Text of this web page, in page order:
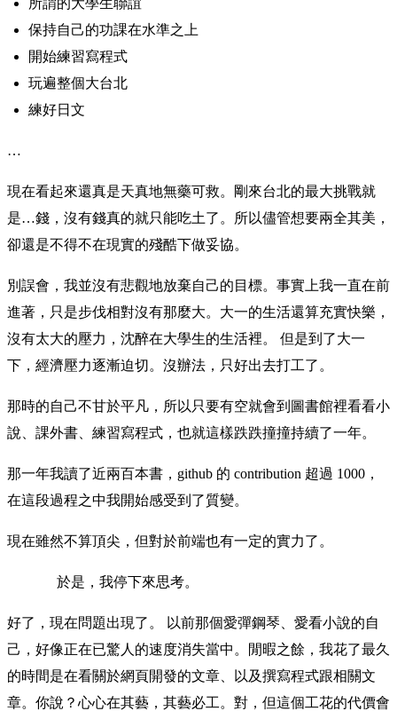
保持自己的功課在水準之上
開始練習寫程式
玩遍整個大台北
練好日文
…
現在看起來還真是天真地無藥可救。剛來台北的最大挑戰就
是…錢，沒有錢真的就只能吃土了。所以儘管想要兩全其美，
卻還是不得不在現實的殘酷下做妥協。
別誤會，我並沒有悲觀地放棄自己的目標。事實上我一直在前
進著，只是步伐相對沒有那麼大。大一的生活還算充實快樂，
沒有太大的壓力，沈醉在大學生的生活裡。 但是到了大一
下，經濟壓力逐漸迫切。沒辦法，只好出去打工了。
那時的自己不甘於平凡，所以只要有空就會到圖書館裡看看小
說、課外書、練習寫程式，也就這樣跌跌撞撞持續了一年。
那一年我讀了近兩百本書，github 的 contribution 超過 1000，
在這段過程之中我開始感受到了質變。
現在雖然不算頂尖，但對於前端也有一定的實力了。
於是，我停下來思考。
好了，現在問題出現了。 以前那個愛彈鋼琴、愛看小說的自
己，好像正在已驚人的速度消失當中。閒暇之餘，我花了最久
的時間是在看關於網頁開發的文章、以及撰寫程式跟相關文
章。你說？心心在其藝，其藝必工。對，但這個工花的代價會